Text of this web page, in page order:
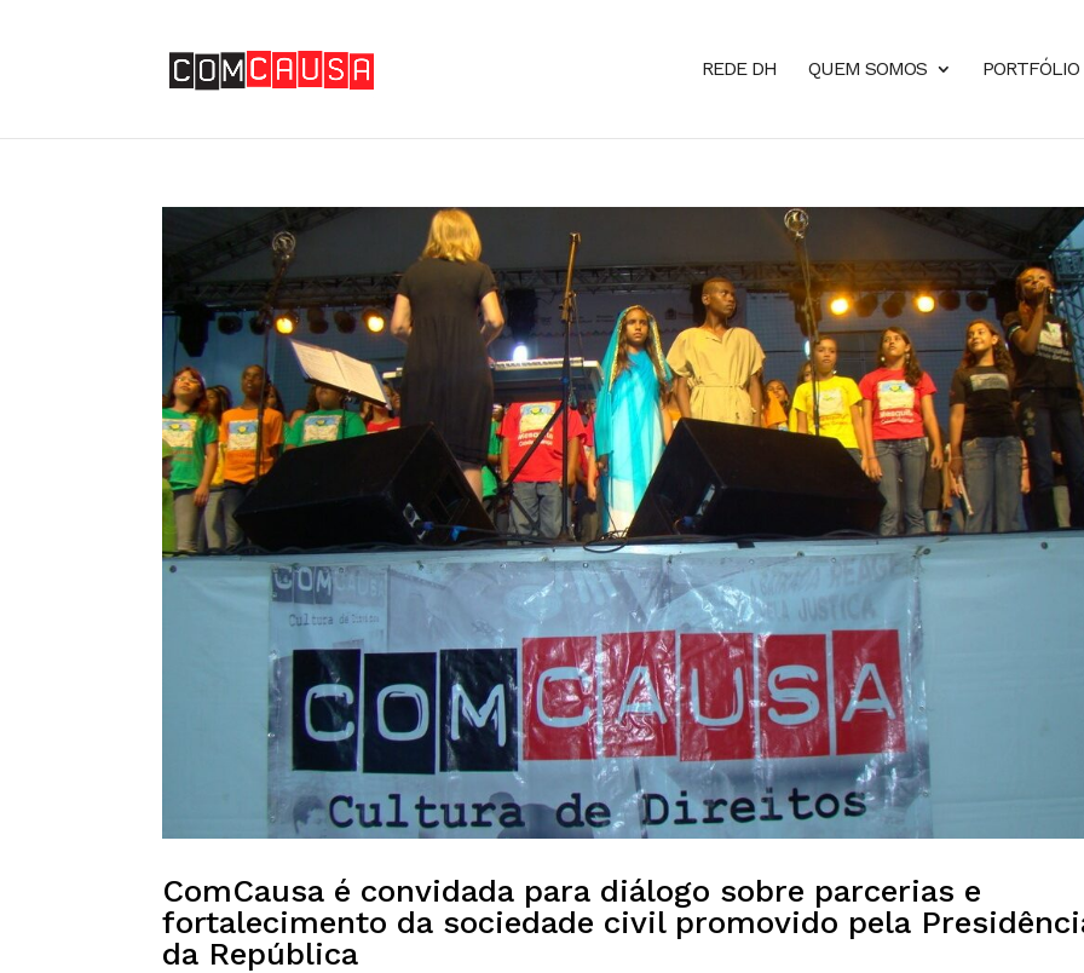
REDE DH QUEM SOMOS PORTFÓLIO
ComCausa é convidada para diálogo sobre parcerias e
fortalecimento da sociedade civil promovido pela
da República